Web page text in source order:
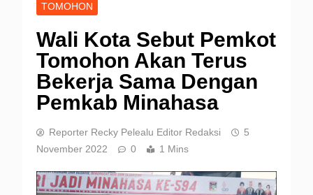
TOMOHON
Wali Kota Sebut Pemkot
Tomohon Akan Terus
Bekerja Sama Dengan
Pemkab Minahasa
Reporter Recky Pelealu Editor Redaksi
5
November 2022
0 1 Mins